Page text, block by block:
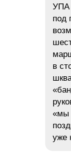
УПА
под
в
«мы
уже